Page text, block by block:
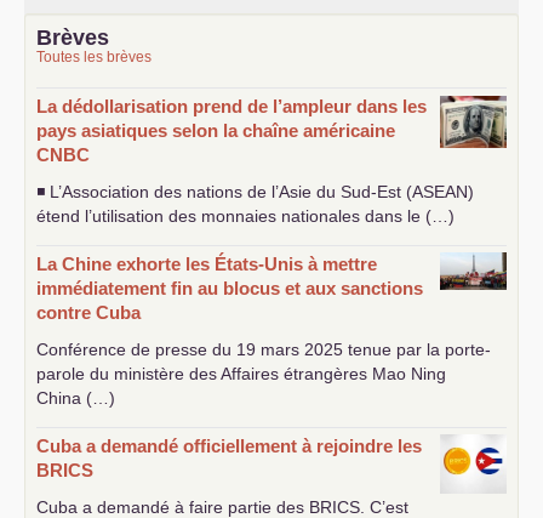
Brèves
Toutes les brèves
La dédollarisation prend de l’ampleur dans les
pays asiatiques selon la chaîne américaine
CNBC
◾ L’Association des nations de l’Asie du Sud-Est (ASEAN)
étend l’utilisation des monnaies nationales dans le (…)
La Chine exhorte les États-Unis à mettre
immédiatement fin au blocus et aux sanctions
contre Cuba
Conférence de presse du 19 mars 2025 tenue par la porte-
parole du ministère des Affaires étrangères Mao Ning
China (…)
Cuba a demandé officiellement à rejoindre les
BRICS
Cuba a demandé à faire partie des BRICS . C’est